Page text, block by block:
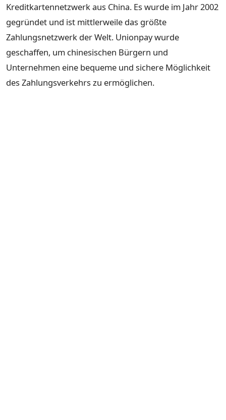
Kreditkartennetzwerk aus China. Es wurde im Jahr 2002
gegründet und ist mittlerweile das größte
Zahlungsnetzwerk der Welt. Unionpay wurde
geschaffen, um chinesischen Bürgern und
Unternehmen eine bequeme und sichere Möglichkeit
des Zahlungsverkehrs zu ermöglichen.